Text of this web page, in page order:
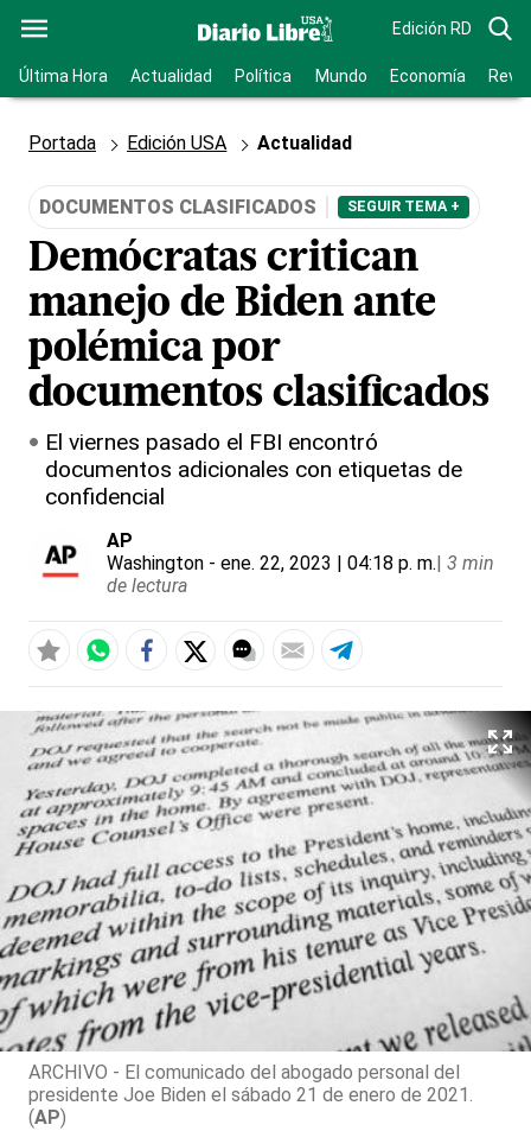
Edición RD
Última Hora Actualidad Política Mundo Economía
Portada Edición USA Actualidad
DOCUMENTOS CLASIFICADOS SEGUIR TEMA +
Demócratas critican
manejo de Biden ante
polémica por
documentos clasificados
El viernes pasado el FBI encontró
documentos adicionales con etiquetas de
confidencial
AP
Washington - ene. 22, 2023 | 04:18 p. m.| 3 min
de lectura
ARCHIVO - El comunicado del abogado personal del
presidente Joe Biden el sábado 21 de enero de 2021.
(AP)